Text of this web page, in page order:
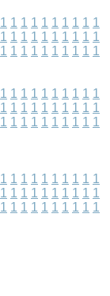
1 1 1 1 1 1 1 1 1 1
1 1 1 1 1 1 1 1 1 1
1 1 1 1 1 1 1 1 1 1
1 1 1 1 1 1 1 1 1 1
1 1 1 1 1 1 1 1 1 1
1 1 1 1 1 1 1 1 1 1
1 1 1 1 1 1 1 1 1 1
1 1 1 1 1 1 1 1 1 1
1 1 1 1 1 1 1 1 1 1